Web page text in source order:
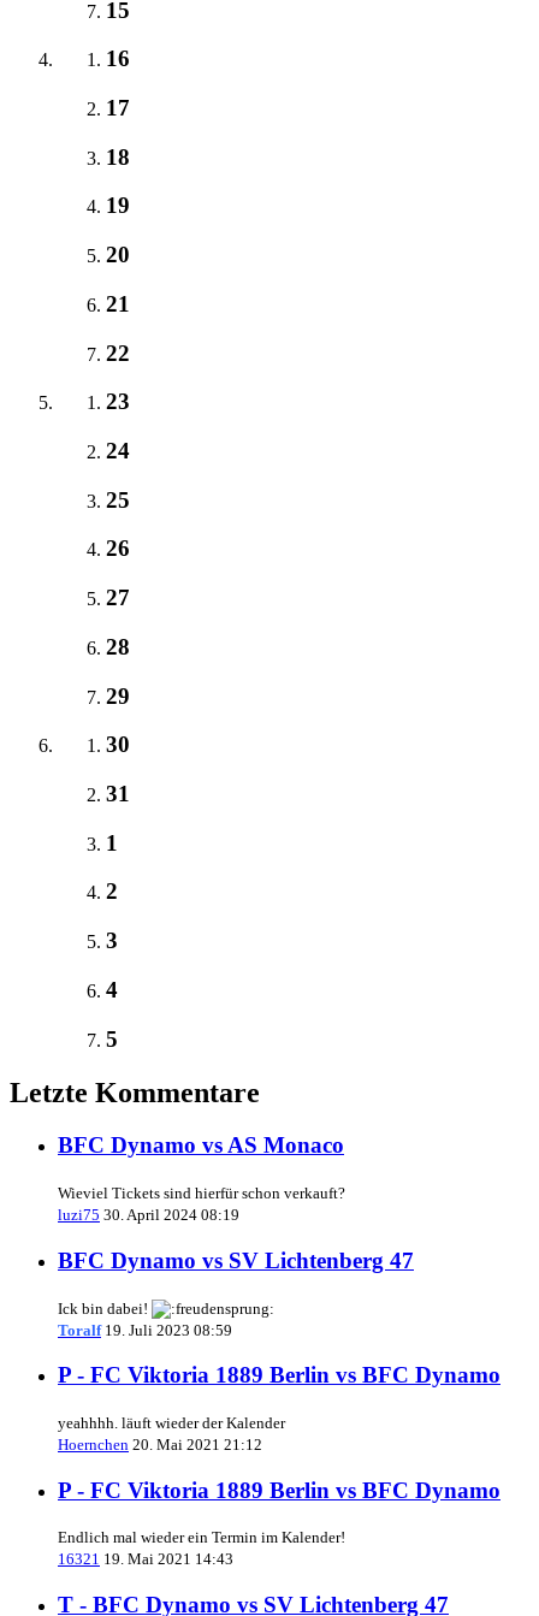
15
16
17
18
19
20
21
22
23
24
25
26
27
28
29
30
31
1
2
3
4
5
Letzte Kommentare
BFC Dynamo vs AS Monaco
Wieviel Tickets sind hierfür schon verkauft?
luzi75 30. April 2024 08:19
BFC Dynamo vs SV Lichtenberg 47
Ick bin dabei!
Toralf 19. Juli 2023 08:59
P - FC Viktoria 1889 Berlin vs BFC Dynamo
yeahhhh. läuft wieder der Kalender
Hoernchen 20. Mai 2021 21:12
P - FC Viktoria 1889 Berlin vs BFC Dynamo
Endlich mal wieder ein Termin im Kalender!
16321 19. Mai 2021 14:43
T - BFC Dynamo vs SV Lichtenberg 47